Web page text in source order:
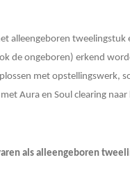
alleengeboren
de ongeboren) erkend
met opstellingswerk,
Aura en Soul clearing
als alleengeboren